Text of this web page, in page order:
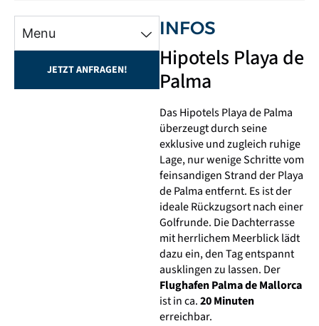
Menu
JETZT ANFRAGEN!
INFOS
Hipotels Playa de
Palma
Das Hipotels Playa de Palma
überzeugt durch seine
exklusive und zugleich ruhige
Lage, nur wenige Schritte vom
feinsandigen Strand der Playa
de Palma entfernt. Es ist der
ideale Rückzugsort nach einer
Golfrunde. Die Dachterrasse
mit herrlichem Meerblick lädt
dazu ein, den Tag entspannt
ausklingen zu lassen. Der
Flughafen Palma de Mallorca
ist in ca.20 Minuten
erreichbar.